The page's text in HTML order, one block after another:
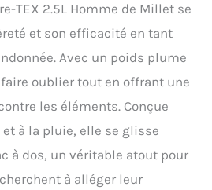
et venteux, Technologie
coupe-vent, 100% polyester
recyclé Design sportif,
Coupe confortable et
protectrICE, Coutures
thermosoudées,
Ventilations dessous de
bras zippées, Conception à
faible impact
environnemental Low
Impact Veste avec capuche
TEX 2.5L Homme de Millet se
et son efficacité en tant
Avec un poids plume
oublier tout en offrant une
les éléments. Conçue
à la pluie, elle se glisse
à dos, un véritable atout pour
à alléger leur